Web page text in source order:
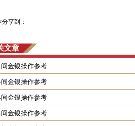
享到：
文章
金银操作参考
金银操作参考
金银操作参考
金银操作参考